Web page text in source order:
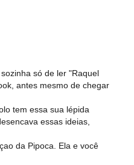
só de ler "Raquel
antes mesmo de chegar
tem essa sua lépida
essas ideias,
da Pipoca. Ela e você